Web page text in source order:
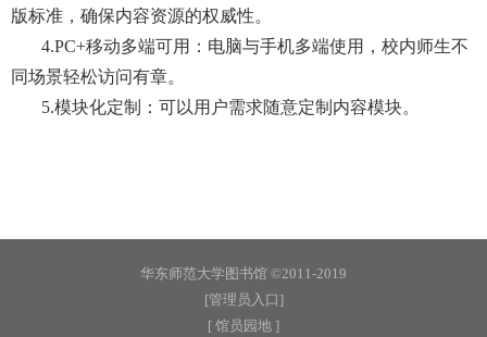
版标准，确保内容资源的权威性。
4.PC+移动多端可用：电脑与手机多端使用，校内师生不
同场景轻松访问有章。
5.模块化定制：可以用户需求随意定制内容模块。
华东师范大学图书馆 ©2011-2019
[管理员入口]
[ 馆员园地 ]